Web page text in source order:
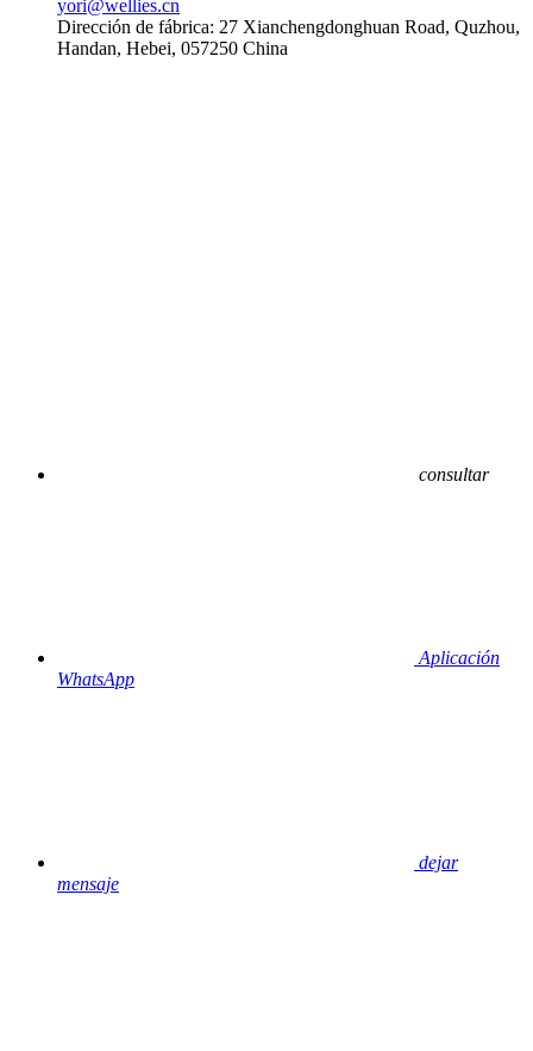
yori@wellies.cn
Dirección de fábrica: 27 Xianchengdonghuan Road, Quzhou,
Handan, Hebei, 057250 China
consultar
Aplicación
WhatsApp
dejar
mensaje